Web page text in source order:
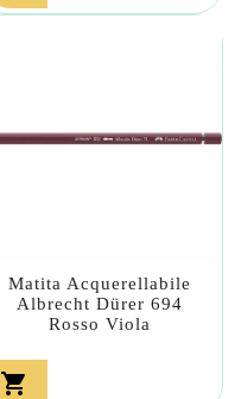
Matita Acquerellabile
Albrecht Dürer 694
Rosso Viola
